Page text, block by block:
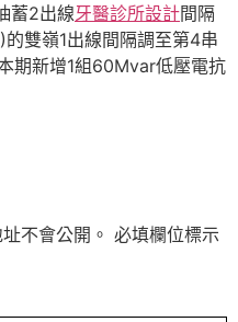
蓄2出線牙醫診所設計間隔
雙嶺1出線間隔調至第4串
期新增1組60Mvar低壓電抗
不會公開。 必填欄位標示